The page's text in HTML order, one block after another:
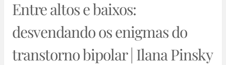
Entre altos e baixos:
desvendando os enigmas do
transtorno bipolar | Ilana Pinsky